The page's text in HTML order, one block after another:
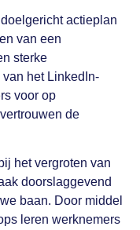
actieplan
van een
sterke
het LinkedIn-
voor op
de
het vergroten van
doorslaggevend
baan. Door middel
leren werknemers